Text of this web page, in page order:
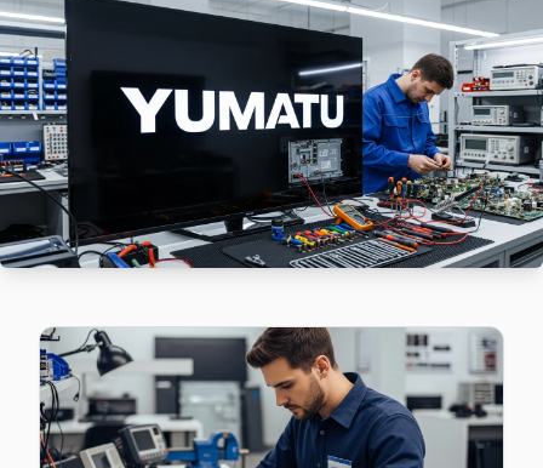
Nuripaşa Yumatu Servis
Nuripaşa'deki Yumatu TV sahiplerinin yüzde sekseni
Yumatu Servis Merkezi →
Seyitnizam Yumatu Servis
Yumatu TV'nizin Seyitnizam adresine gelen ekibimiz
Seyitnizam Yumatu Anakart Tamiri →
Sümer Yumatu Servis
Sümer Yumatu Açılmıyor Arıza →
Telsiz Yumatu Servis
Telsiz'deki Yumatu TV kullanıcılarına ikinci el cihaz